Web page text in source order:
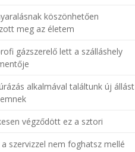
köszönhetően
meg az életem
gázszerelő lett a szálláshely
alkalmával találtunk új állást
végződött ez a sztori
a szervizzel nem foghatsz mellé